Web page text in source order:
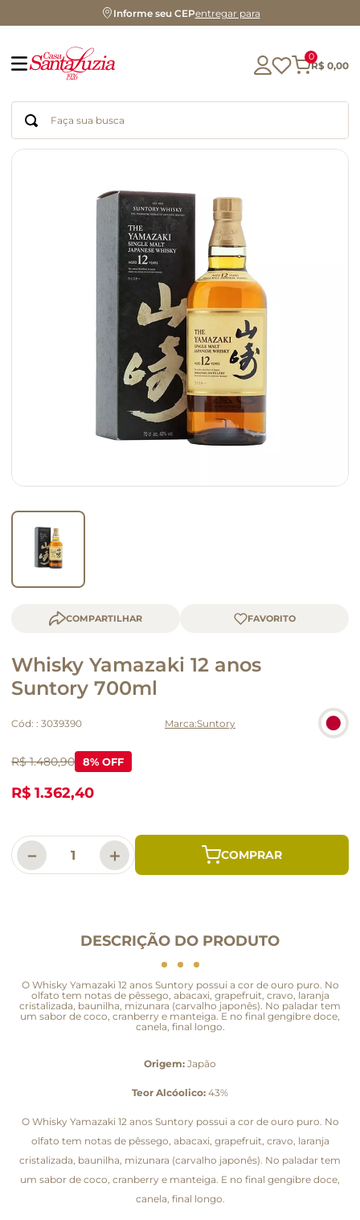
Informe seu CEPentregar para
0
R$ 0,00
Faça sua busca
COMPARTILHAR
Whisky Yamazaki 12 anos
Suntory 700ml
Cód: : 3039390 Suntory
R$ 1.480,90 8% OFF
R$ 1.362,40
＋
－
DESCRIÇÃO DO PRODUTO
O Whisky Yamazaki 12 anos Suntory possui a cor de ouro puro. No
olfato tem notas de pêssego, abacaxi, grapefruit, cravo, laranja
cristalizada, baunilha, mizunara (carvalho japonês). No paladar tem
um sabor de coco, cranberry e manteiga. E no final gengibre doce,
canela, final longo.
Origem: Japão
Teor Alcóolico: 43%
O Whisky Yamazaki 12 anos Suntory possui a cor de ouro puro. No
olfato tem notas de pêssego, abacaxi, grapefruit, cravo, laranja
cristalizada, baunilha, mizunara (carvalho japonês). No paladar tem
um sabor de coco, cranberry e manteiga. E no final gengibre doce,
canela, final longo.